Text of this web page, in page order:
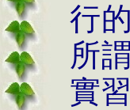
行
所
實